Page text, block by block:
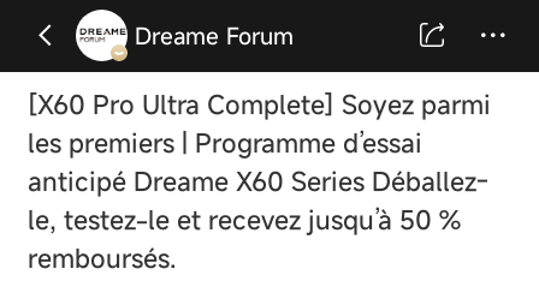
Dreame Forum
[X60 Pro Ultra Complete] Soyez parmi
les premiers | Programme d’essai
anticipé Dreame X60 Series Déballez-
le, testez-le et recevez jusqu’à 50 %
remboursés.